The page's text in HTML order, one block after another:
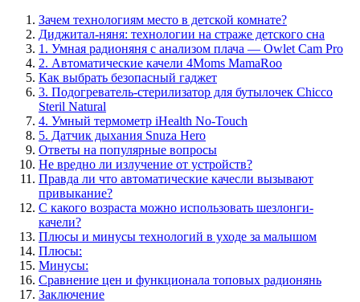
Зачем технологиям место в детской комнате?
Диджитал-няня: технологии на страже детского сна
1. Умная радионяня с анализом плача — Owlet Cam Pro
2. Автоматические качели 4Moms MamaRoo
Как выбрать безопасный гаджет
3. Подогреватель-стерилизатор для бутылочек Chicco
Steril Natural
4. Умный термометр iHealth No-Touch
5. Датчик дыхания Snuza Hero
Ответы на популярные вопросы
Не вредно ли излучение от устройств?
Правда ли что автоматические качесли вызывают
привыкание?
С какого возраста можно использовать шезлонги-
качели?
Плюсы и минусы технологий в уходе за малышом
Плюсы:
Минусы:
Сравнение цен и функционала топовых радионянь
Заключение